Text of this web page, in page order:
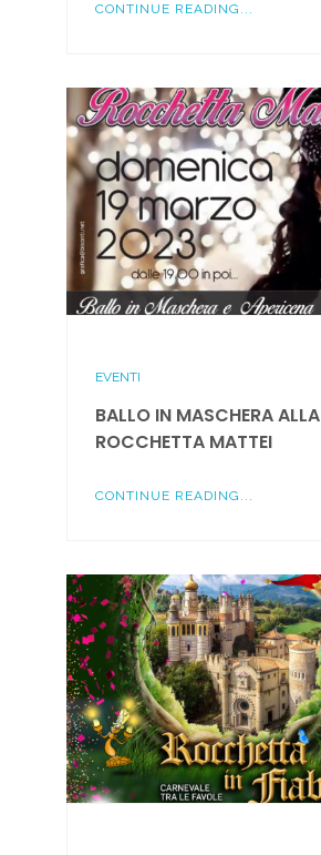
CONTINUE READING...
EVENTI
BALLO IN MASCHERA ALLA
ROCCHETTA MATTEI
CONTINUE READING...